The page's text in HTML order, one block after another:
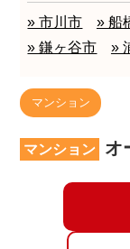
» 市川市 » 船
» 鎌ヶ谷市
»
マンション
マンション オ